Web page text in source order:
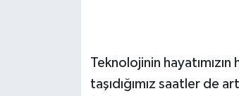
Teknolojinin
taşıdığımız saatler de